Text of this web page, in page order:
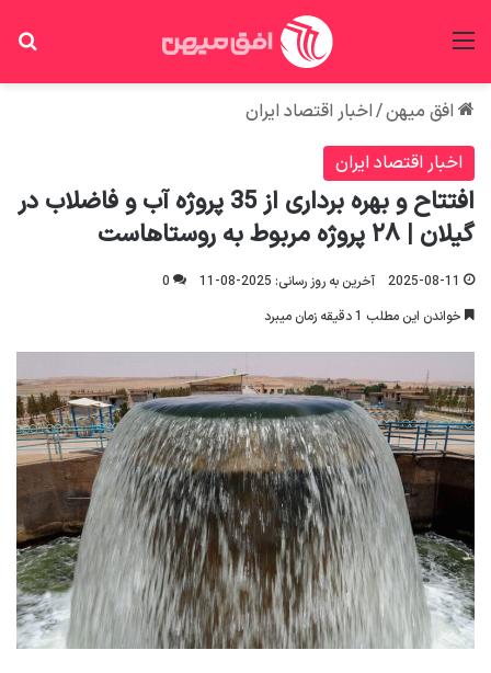
افق میهن/اخبار اقتصاد ایران
اخبار اقتصاد ایران
افتتاح و بهره برداری از 35 پروژه آب و فاضلاب در
گیلان | ۲۸ پروژه مربوط به روستاهاست
2025-08-11 آخرین به روز رسانی: 2025-08-11
0
خواندن این مطلب 1 دقیقه زمان میبرد